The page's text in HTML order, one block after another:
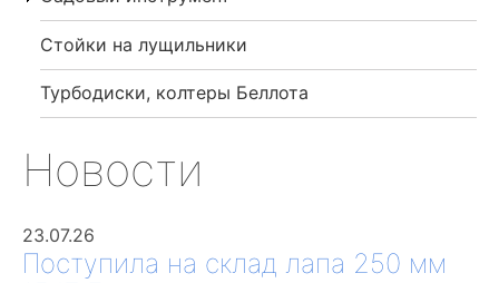
Стойки на лущильники
Турбодиски, колтеры Беллота
Новости
23.07.26
Поступила на склад лапа 250 мм